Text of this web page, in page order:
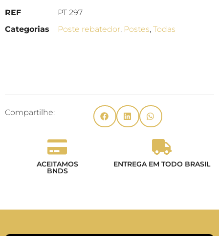
REF
PT 297
Categorias
Poste rebatedor, Postes, Todas
Compartilhe:
ACEITAMOS
BNDS
ENTREGA EM TODO BRASIL